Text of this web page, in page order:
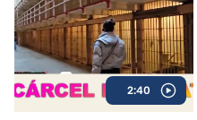
2:40